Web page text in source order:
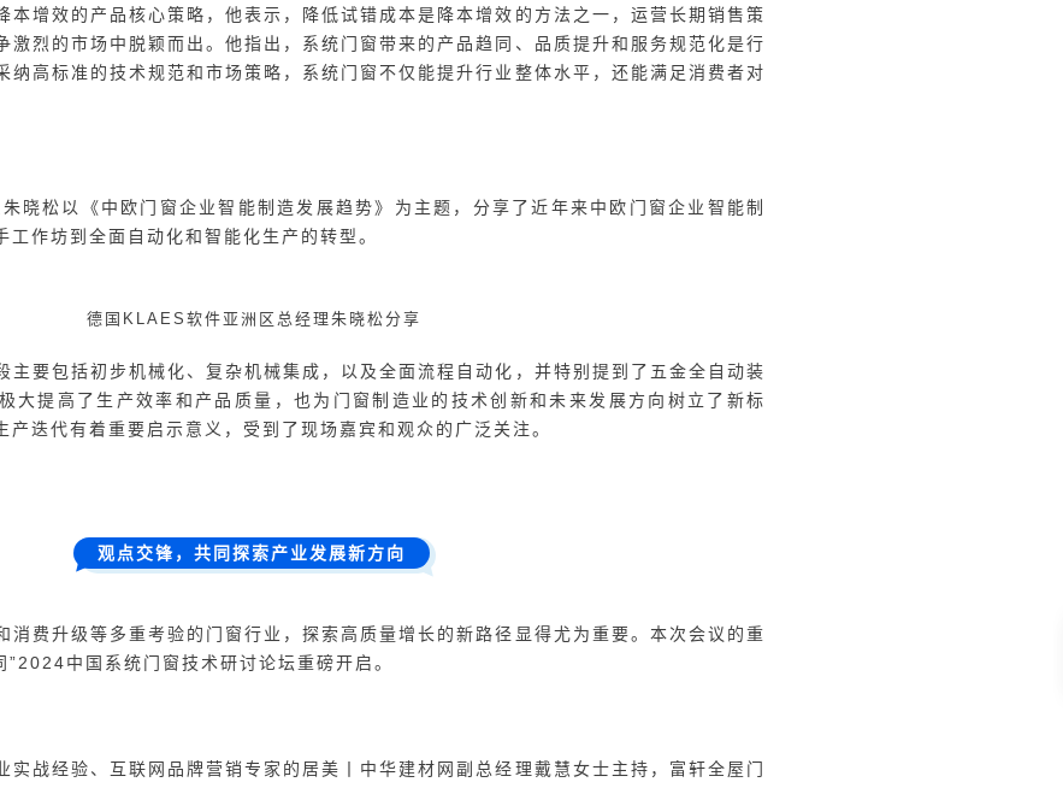
中国建博会（上海）负责人赵王轲女士致辞
径与欧洲行业标准的紧密联系，分享了自己多年研究和实践的心得。通过深入分析欧洲门
本增效的产品核心策略，他表示，降低试错成本是降本增效的方法之一，运营长期销售策